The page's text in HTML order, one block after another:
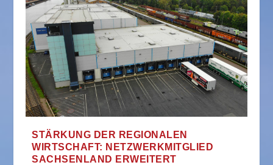
STÄRKUNG DER REGIONALEN
WIRTSCHAFT: NETZWERKMITGLIED
SACHSENLAND ERWEITERT